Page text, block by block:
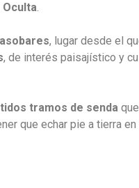
Oculta.
, lugar desde el
, de interés paisajístico y
tramos de senda
que echar pie a tierra